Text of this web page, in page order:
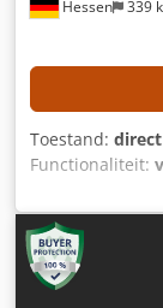
Hessen 339
Toestand:
Functionaliteit:
X-as:1.100 mm
(max.):
posities in het